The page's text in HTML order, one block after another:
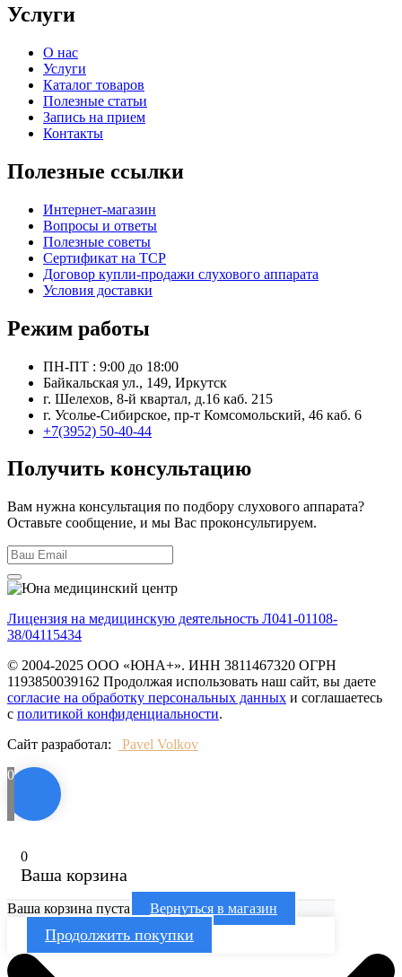
Услуги
О нас
Услуги
Каталог товаров
Полезные статьи
Запись на прием
Контакты
Полезные ссылки
Интернет-магазин
Вопросы и ответы
Полезные советы
Сертификат на ТСР
Договор купли-продажи слухового аппарата
Условия доставки
Режим работы
ПН-ПТ : 9:00 до 18:00
Байкальская ул., 149, Иркутск
г. Шелехов, 8-й квартал, д.16 каб. 215
г. Усолье-Сибирское, пр-т Комсомольский, 46 каб. 6
+7(3952) 50-40-44
Получить консультацию
Вам нужна консультация по подбору слухового аппарата?
Оставьте сообщение, и мы Вас проконсультируем.
Лицензия на медицинскую деятельность Л041-01108-
38/04115434
© 2004-2025 ООО «ЮНА+». ИНН 3811467320 ОГРН
1193850039162 Продолжая использовать наш сайт, вы даете
согласие на обработку персональных данных и соглашаетесь
с политикой конфиденциальности.
Сайт разработал:
Pavel Volkov
0
0
Ваша корзина
Ваша корзина пуста Вернуться в магазин
Продолжить покупки